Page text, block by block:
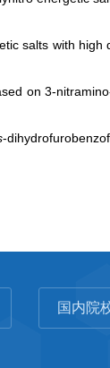
salts with high
on 3-
-
国内院